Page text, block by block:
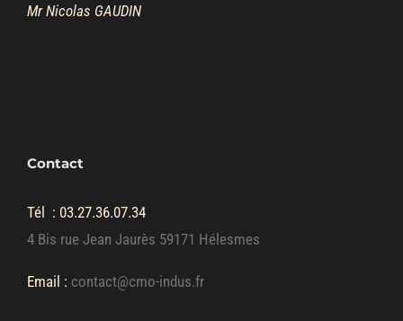
Mr Nicolas GAUDIN
Contact
Tél : 03.27.36.07.34
4 Bis rue Jean Jaurès 59171 Hélesmes
Email : contact@cmo-indus.fr